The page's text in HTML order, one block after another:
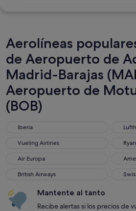
Aerolíneas
de Aeropuerto de
Madrid-Barajas
Aeropuerto de
(BOB)
Iberia
Iberia
Vueling Airlines
Vueling Airlines Ryanair
Air Europa
Air Europa
British Airways
British Airways
Mantente al tanto
Recibe alertas si los precios de